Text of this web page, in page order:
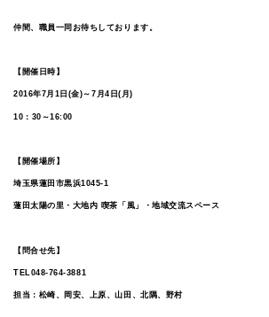
仲間、職員一同お待ちしております。
【開催日時】
2016年7月1日(金)～7月4日(月)
10：30～16:00
【開催場所】
埼玉県蓮田市黒浜1045-1
蓮田太陽の里・大地内 喫茶「風」・地域交流スペース
【問合せ先】
TEL048-764-3881
担当：松崎、岡安、上原、山田、北隅、野村